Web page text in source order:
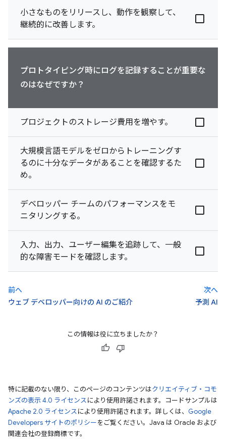
小さなものをリリースし、動作を観察して、
継続的に改善します。
プロトタイピング時にログを記録することが重要な
のはなぜですか？
プロジェクトのストレージ費用を増やす。
大規模言語モデルをゼロからトレーニングす
るのに十分なデータがあることを確認するた
め。
デベロッパー チームのパフォーマンスをモ
ニタリングする。
入力、出力、ユーザー編集を追跡して、一般
的な障害モードを確認します。
前へ
ウェブ デベロッパー向けの AI のご紹介
次へ
予測 AI
この情報は役に立ちましたか？
特に記載のない限り、このページのコンテンツはクリエイティブ・コモ
ンズの表示 4.0 ライセンスにより使用許諾されます。コードサンプルは
Apache 2.0 ライセンスにより使用許諾されます。詳しくは、 Google
Developers サイトのポリシーをご覧ください。Java は Oracle および
関連会社の登録商標です。